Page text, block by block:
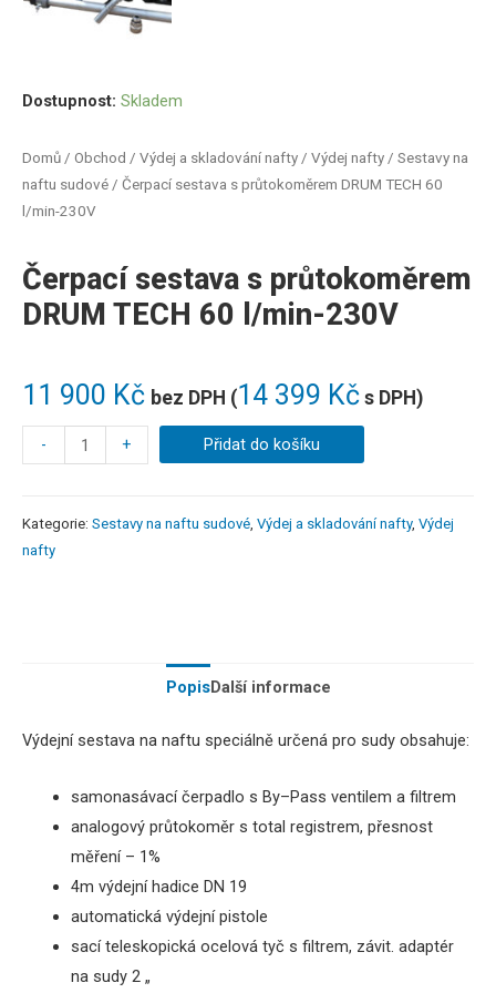
Domů / Obchod / Výdej a skladování nafty / Výdej nafty / Sestavy na
naftu sudové / Čerpací sestava s průtokoměrem DRUM TECH 60
l/min-230V
Čerpací sestava s průtokoměrem
DRUM TECH 60 l/min-230V
11 900 Kč bez DPH (14 399 Kč s DPH)
Dostupnost: Skladem
- + Přidat do košíku
Kategorie: Sestavy na naftu sudové Výdej a skladování nafty, Výdej
nafty
PopisDalší informace
Výdejní sestava na naftu speciálně určená pro sudy obsahuje:
samonasávací čerpadlo s By–Pass ventilem a filtrem
analogový průtokoměr s total registrem, přesnost
měření – 1%
4m výdejní hadice DN 19
automatická výdejní pistole
sací teleskopická ocelová tyč s filtrem, závit. adaptér
na sudy 2 „